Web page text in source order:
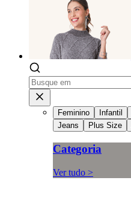
Feminino Infantil
Jeans
Plus Size
Categoria
Ver tudo >